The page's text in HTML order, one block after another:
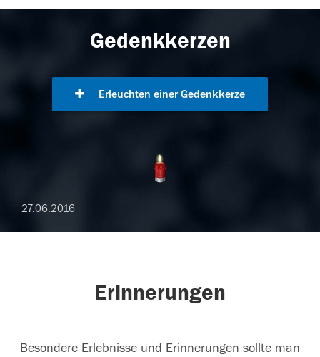
Gedenkkerzen
Erleuchten einer Gedenkkerze
27.06.2016
Erinnerungen
Besondere Erlebnisse und Erinnerungen sollte man